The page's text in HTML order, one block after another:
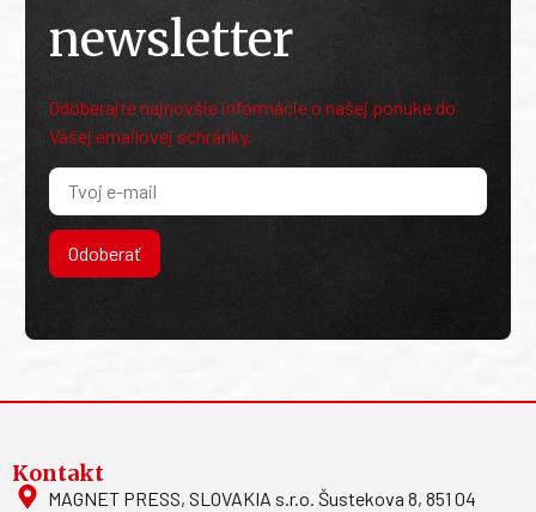
newsletter
Odoberajte najnovšie informácie o našej ponuke do
Vašej emailovej schránky.
Odoberať
Kontakt
MAGNET PRESS, SLOVAKIA s.r.o. Šustekova 8, 851 04